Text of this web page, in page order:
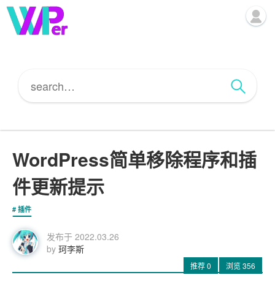
WordPress简单移除程序和插
件更新提示
插件
发布于 2022.03.26
by 珂李斯
推荐0 浏览356